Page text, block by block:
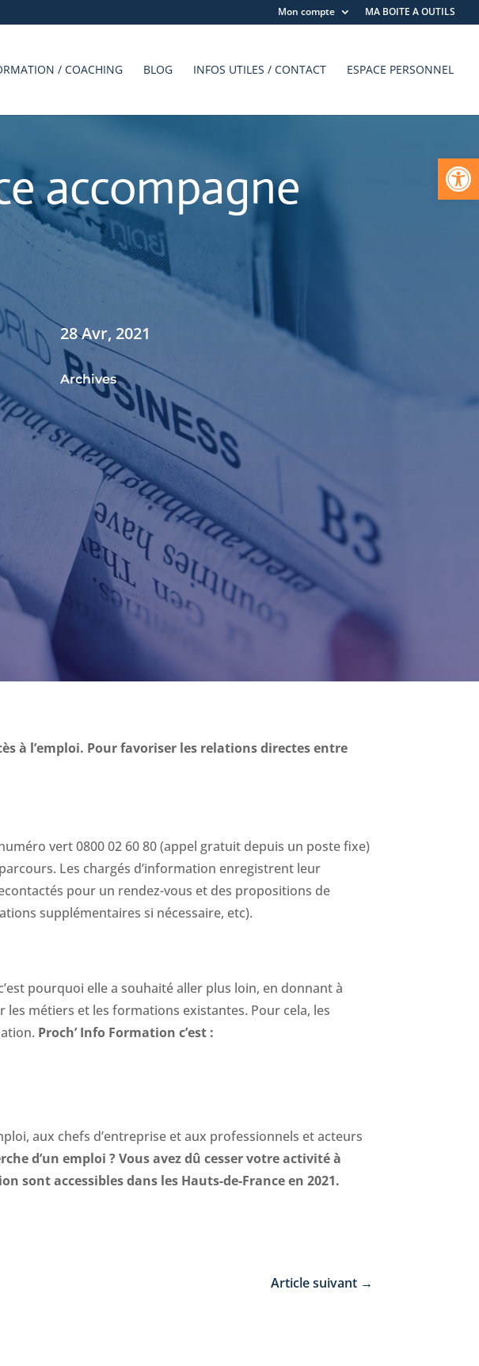
Ouvrir
Mon compte MA BOITE A OUTILS
/ COACHING BLOG INFOS UTILES / CONTACT ESPACE PERSONNEL
accompagne
28 Avr, 2021
Archives
à l’emploi. Pour favoriser les relations directes entre
vert 0800 02 60 80 (appel gratuit depuis un poste fixe)
Les chargés d’information enregistrent leur
pour un rendez-vous et des propositions de
supplémentaires si nécessaire, etc).
pourquoi elle a souhaité aller plus loin, en donnant à
métiers et les formations existantes. Pour cela, les
Proch’ Info Formation c’est :
aux chefs d’entreprise et aux professionnels et acteurs
d’un emploi ? Vous avez dû cesser votre activité à
sont accessibles dans les Hauts-de-France en 2021.
Article suivant→